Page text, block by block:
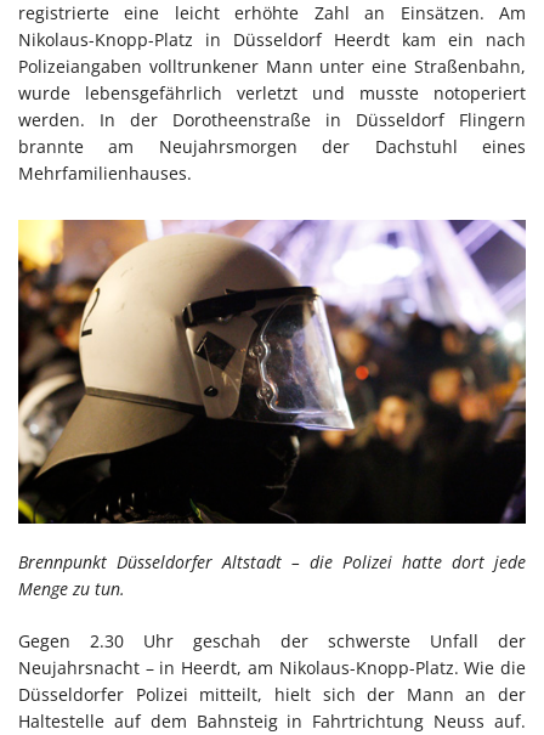
registrierte eine leicht erhöhte Zahl an Einsätzen. Am
Nikolaus-Knopp-Platz in Düsseldorf Heerdt kam ein nach
Polizeiangaben volltrunkener Mann unter eine Straßenbahn,
wurde lebensgefährlich verletzt und musste notoperiert
werden. In der Dorotheenstraße in Düsseldorf Flingern
brannte am Neujahrsmorgen der Dachstuhl eines
Mehrfamilienhauses.
Brennpunkt Düsseldorfer Altstadt – die Polizei hatte dort jede
Menge zu tun.
Gegen 2.30 Uhr geschah der schwerste Unfall der
Neujahrsnacht – in Heerdt, am Nikolaus-Knopp-Platz. Wie die
Düsseldorfer Polizei mitteilt, hielt sich der Mann an der
Haltestelle auf dem Bahnsteig in Fahrtrichtung Neuss auf.